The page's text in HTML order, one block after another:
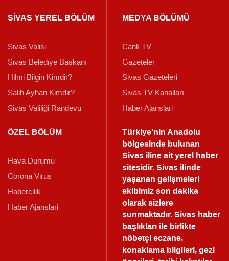
SİVAS YEREL BÖLÜM
Sivas Valisi
Sivas Belediye Başkanı
Hilmi Bilgin Kimdir?
Salih Ayhan Kimdir?
Sivas Valiliği Randevu
MEDYA BÖLÜMÜ
Canlı TV
Gazeteler
Sivas Gazeteleri
Sivas TV Kanalları
Haber Ajanslari
ÖZEL BÖLÜM
Hava Durumu
Corona Virüs
Habercilik
Haber Ajanslari
Türkiye'nin Anadolu
bölgesinde bulunan
Sivas iline ait yerel haber
sitesidir. Sivas ilinde
yaşanan gelişmeleri
ekibimiz son dakika
olarak sizlere
sunmaktadır.Sivas haber
başlıkları ile birlikte
nöbetçi eczane,
konaklama bilgileri, gezi